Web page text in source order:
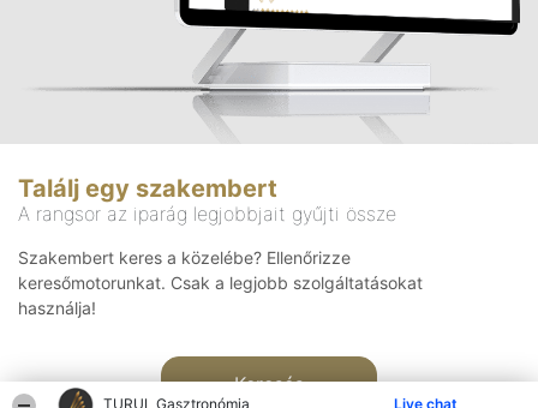
TURUL Gasztronómia Live chat
Találj egy szakembert
A rangsor az iparág legjobbjait gyűjti össze
Szakembert keres a közelébe? Ellenőrizze
keresőmotorunkat. Csak a legjobb szolgáltatásokat
használja!
Keresés